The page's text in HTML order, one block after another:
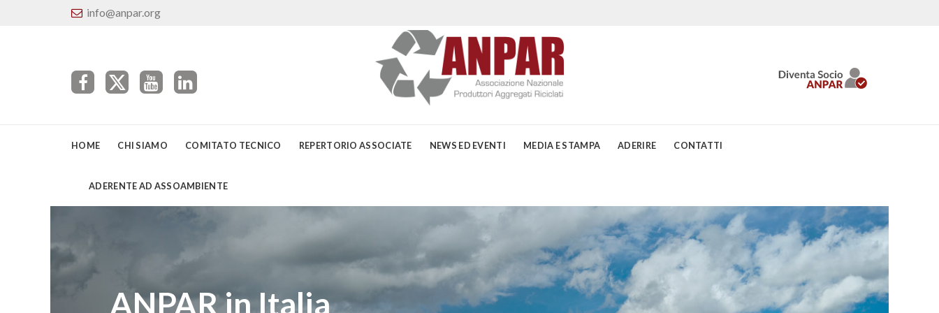
info@anpar.org
HOME CHI SIAMO COMITATO TECNICO REPERTORIO ASSOCIATE NEWS ED EVENTI MEDIA E STAMPA ADERIRE CONTATTI
ADERENTE AD ASSOAMBIENTE
ANPAR in Italia